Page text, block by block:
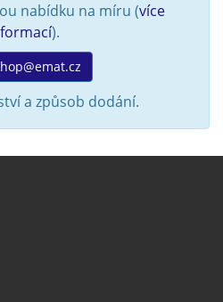
nabídku na míru (více
).
a způsob dodání.